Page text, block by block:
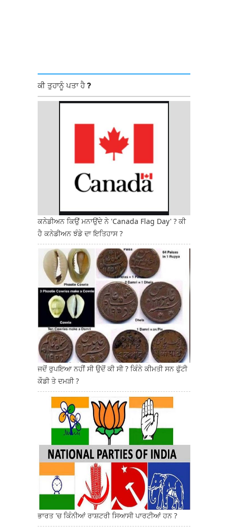
ਕੀ ਤੁਹਾਨੂੰ ਪਤਾ ਹੈ ?
ਕਨੇਡੀਅਨ ਕਿਉਂ ਮਨਾਉਂਦੇ ਨੇ 'Canada Flag Day' ? ਕੀ
ਹੈ ਕਨੇਡੀਅਨ ਝੰਡੇ ਦਾ ਇਤਿਹਾਸ ?
ਜਦੋਂ ਰੁਪਇਆ ਨਹੀਂ ਸੀ ਉਦੋਂ ਕੀ ਸੀ ? ਕਿੰਨੇ ਕੀਮਤੀ ਸਨ ਫੁੱਟੀ
ਕੌਡੀ ਤੇ ਦਮੜੀ ?
ਭਾਰਤ 'ਚ ਕਿੰਨੀਆਂ ਰਾਸ਼ਟਰੀ ਸਿਆਸੀ ਪਾਰਟੀਆਂ ਹਨ ?